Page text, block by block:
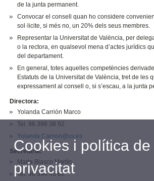
de la junta permanent.
Convocar el consell quan ho considere
sol·licite, si més no, un 20% dels seus membres.
Representar la Universitat de València, per
o la rectora, en qualsevol mena d’actes jurídics
del departament.
En general, totes aquelles competències
Estatuts de la Universitat de València, tret de les
expressament al consell o, si s’escau, a la junta
Directora:
Yolanda Carrión Marco
Tel. 96 398 38 92
Yolanda.Carrion@uv.es
Secretària:
Marta Blasco Martín
Tel. 96 394 45 60
Cookies i política de
privacitat